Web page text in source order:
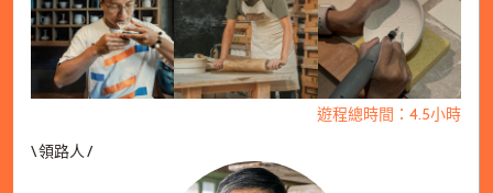
遊程總時間：4.5小時
\ 領路人 /